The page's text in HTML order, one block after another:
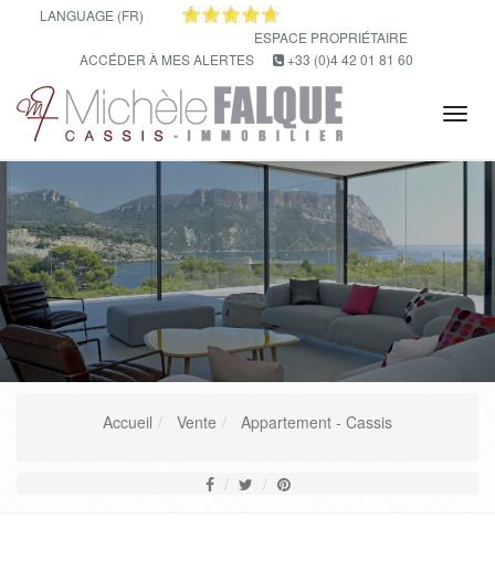
LANGUAGE (FR)
ESPACE PROPRIÉTAIRE
ACCÉDER À MES ALERTES
+33 (0)4 42 01 81 60
Accueil Vente Appartement - Cassis